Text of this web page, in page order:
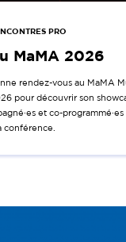
PRO
MaMA 2026
rendez-vous au MaMA
pour découvrir son
et co-programmé·es
conférence.